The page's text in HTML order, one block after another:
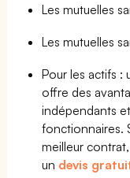
Les mutuelles
Les mutuelles
Pour les actifs :
offre des
indépendants
fonctionnaires.
meilleur
un devis